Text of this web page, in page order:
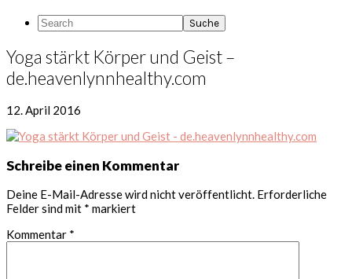
Search
Yoga stärkt Körper und Geist –
de.heavenlynnhealthy.com
12. April 2016
Leser-
Interaktionen
Schreibe einen Kommentar
Deine E-Mail-Adresse wird nicht veröffentlicht. Erforderliche
Felder sind mit * markiert
Kommentar *